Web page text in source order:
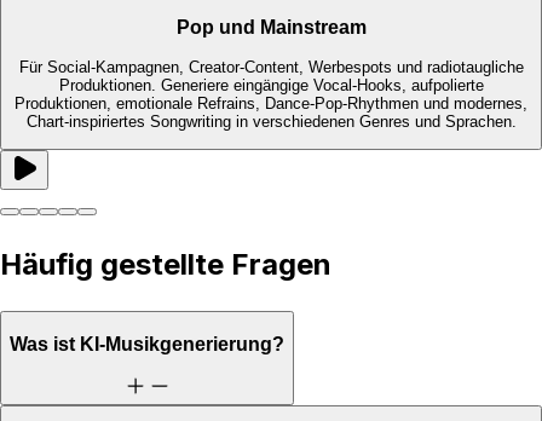
Pop und Mainstream
Für Social-Kampagnen, Creator-Content, Werbespots und radiotaugliche
Produktionen. Generiere eingängige Vocal-Hooks, aufpolierte
Produktionen, emotionale Refrains, Dance-Pop-Rhythmen und modernes,
Chart-inspiriertes Songwriting in verschiedenen Genres und Sprachen.
Häufig gestellte Fragen
Was ist KI-Musikgenerierung?